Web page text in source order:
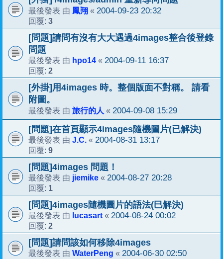
最後發表 由 鳳翔 « 2004-09-23 20:32
回覆: 3
[問題]請問有沒有大大遇過4images整合後登錄
問題
最後發表 由 hpo14 « 2004-09-11 16:37
回覆: 2
[外掛]用4images 時。整個版面不對稱。 請看
附圖。
最後發表 由 旅行的人 « 2004-09-08 15:29
[問題]在首頁顯示4images隨機圖片(已解決)
最後發表 由 J.C. « 2004-08-31 13:17
回覆: 9
[問題]4images 問題！
最後發表 由 jiemike « 2004-08-27 20:28
回覆: 1
[問題]4images隨機圖片的語法(巳解決)
最後發表 由 lucasart « 2004-08-24 00:02
回覆: 2
[問題]請問該如何移除4images
最後發表 由 WaterPeng « 2004-06-30 02:50